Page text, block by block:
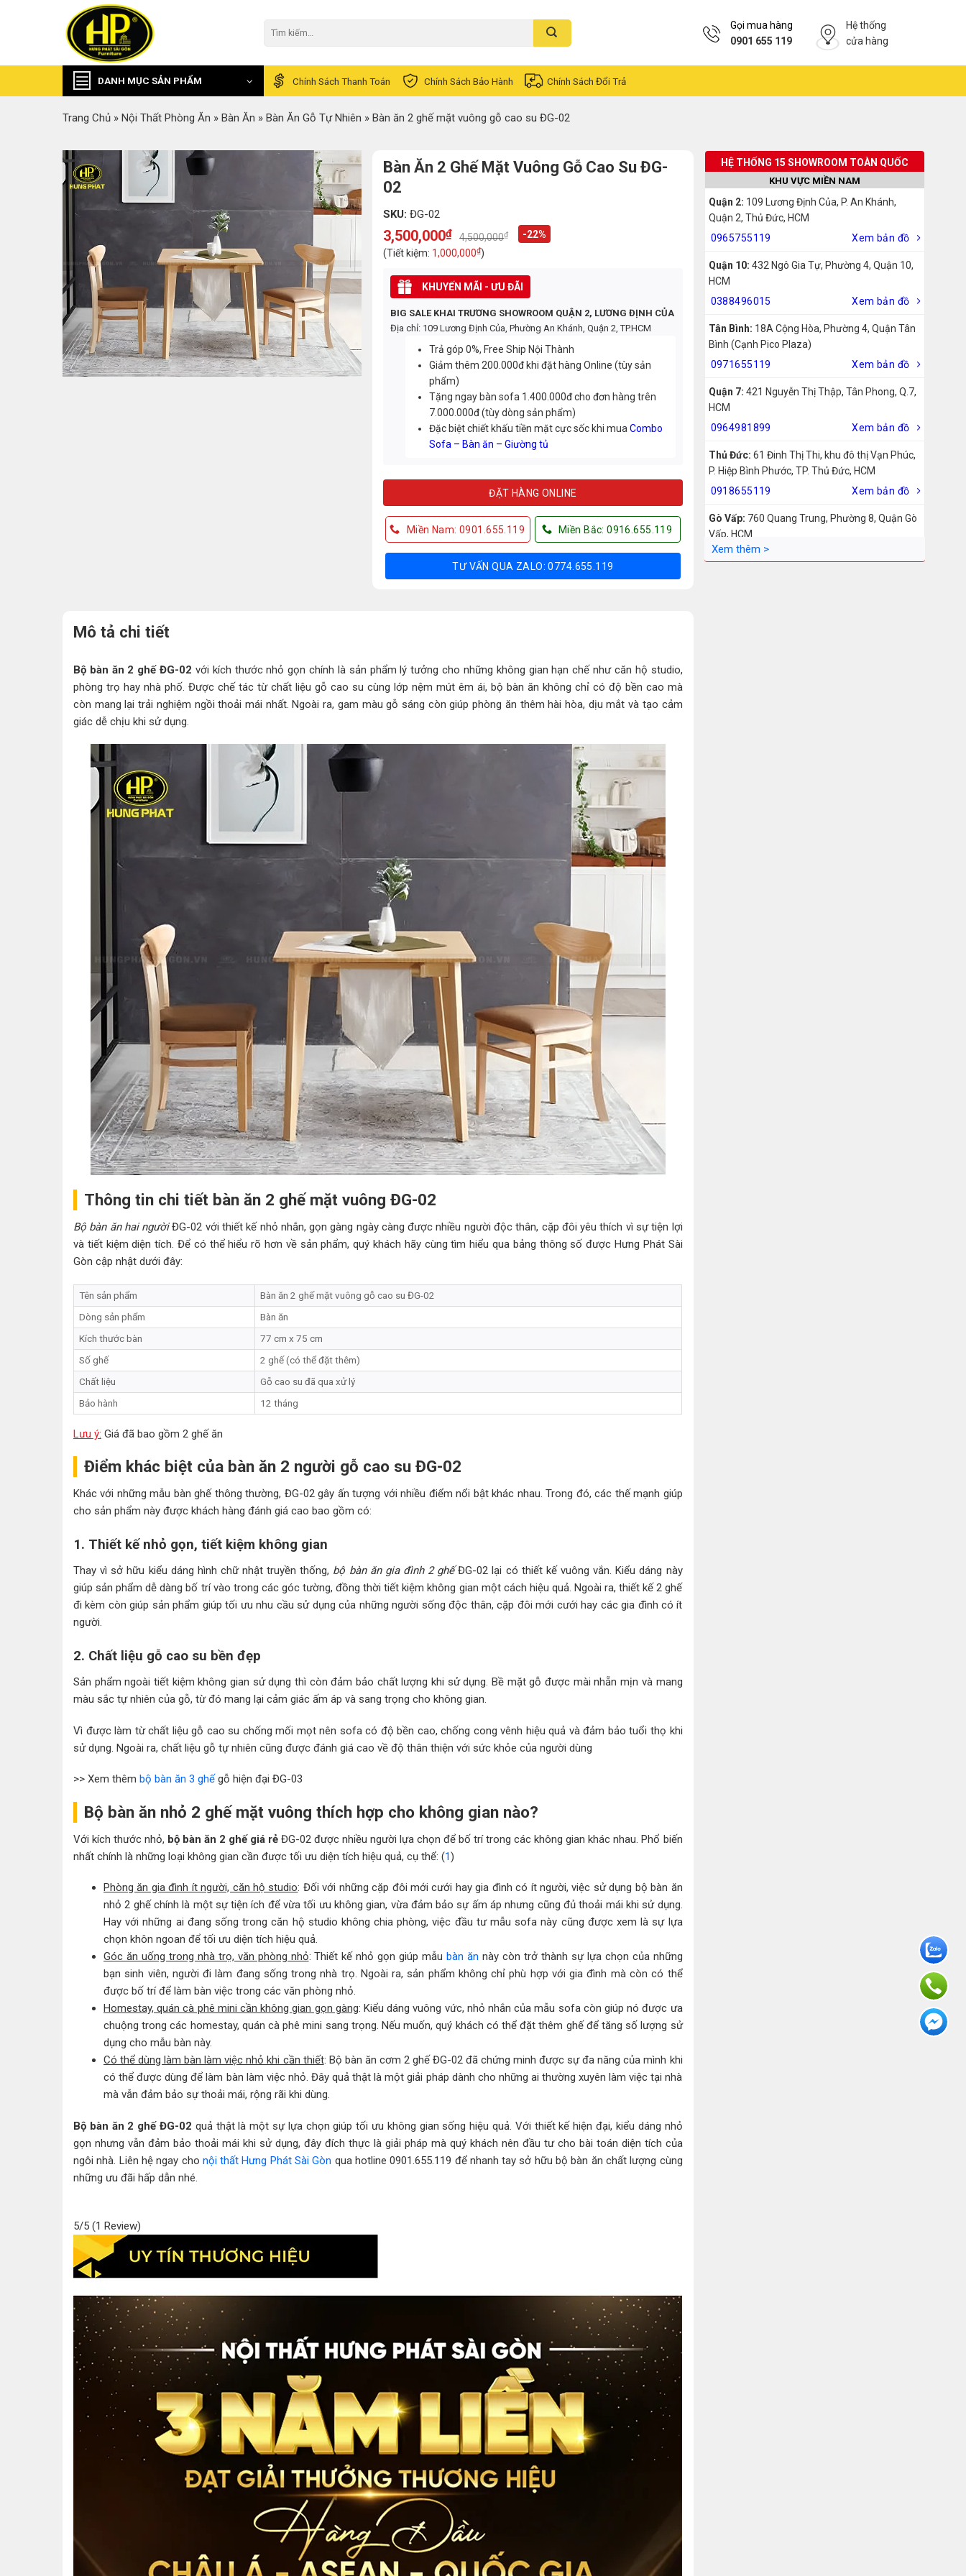
kiếm:
Gọi mua hàng
0901 655 119
Hệ thống
cửa hàng
DANH MỤC SẢN PHẨM Chính Sách Thanh Toán Chính Sách Bảo Hành Chính Sách Đổi Trả
Trang Chủ » Nội Thất Phòng Ăn » Bàn Ăn » Bàn Ăn Gỗ Tự Nhiên » Bàn ăn 2 ghế mặt vuông gỗ cao su ĐG-02
HỆ THỐNG 15 SHOWROOM TOÀN QUỐC
KHU VỰC MIỀN NAM
Quận 2: 109 Lương Định Của, P. An Khánh,
Quận 2, Thủ Đức, HCM
0965755119
Xem bản đồ
Quận 10: 432 Ngô Gia Tự, Phường 4, Quận 10,
HCM
0388496015
Xem bản đồ
Tân Bình: 18A Cộng Hòa, Phường 4, Quận Tân
Bình (Cạnh Pico Plaza)
0971655119
Xem bản đồ
Quận 7: 421 Nguyễn Thị Thập, Tân Phong, Q.7,
HCM
0964981899
Xem bản đồ
Thủ Đức: 61 Đinh Thị Thi, khu đô thị Vạn Phúc,
P. Hiệp Bình Phước, TP. Thủ Đức, HCM
0918655119
Xem bản đồ
Gò Vấp: 760 Quang Trung, Phường 8, Quận Gò
Vấp, HCM
0942755119
Bàn Ăn 2 Ghế Mặt Vuông Gỗ Cao Su ĐG-
02
SKU:ĐG-02
4,500,000₫
Original
price
was:
4,500,000₫.
3,500,000₫
Current
price
is:
3,500,000₫.
-22%
(Tiết kiệm: 1,000,000₫)
KHUYẾN MÃI - ƯU ĐÃI
BIG SALE KHAI TRƯƠNG SHOWROOM QUẬN 2, LƯƠNG ĐỊNH CỦA
Địa chỉ: 109 Lương Định Của, Phường An Khánh, Quận 2, TP.HCM
Trả góp 0%, Free Ship Nội Thành
Giảm thêm 200.000đ khi đặt hàng Online (tùy sản
phẩm)
Tặng ngay bàn sofa 1.400.000đ cho đơn hàng trên
7.000.000đ (tùy dòng sản phẩm)
Đặc biệt chiết khấu tiền mặt cực sốc khi muaCombo
Sofa – Bàn ăn – Giường tủ
ĐẶT HÀNG ONLINE
Miền Nam: 0901.655.119 Miền Bắc: 0916.655.119
TƯ VẤN QUA ZALO: 0774.655.119
Mô tả chi tiết
Bộ bàn ăn 2 ghế ĐG-02 với kích thước nhỏ gọn chính là sản phẩm lý tưởng cho những không gian hạn chế như căn hộ studio,
phòng trọ hay nhà phố. Được chế tác từ chất liệu gỗ cao su cùng lớp nệm mút êm ái, bộ bàn ăn không chỉ có độ bền cao mà
còn mang lại trải nghiệm ngồi thoải mái nhất. Ngoài ra, gam màu gỗ sáng còn giúp phòng ăn thêm hài hòa, dịu mắt và tạo cảm
giác dễ chịu khi sử dụng.
Thông tin chi tiết bàn ăn 2 ghế mặt vuông ĐG-02
Bộ bàn ăn hai ngườiĐG-02 với thiết kế nhỏ nhắn, gọn gàng ngày càng được nhiều người độc thân, cặp đôi yêu thích vì sự tiện lợi
và tiết kiệm diện tích. Để có thể hiểu rõ hơn về sản phẩm, quý khách hãy cùng tìm hiểu qua bảng thông số được Hưng Phát Sài
Gòn cập nhật dưới đây:
Tên sản phẩm
Bàn ăn 2 ghế mặt vuông gỗ cao su ĐG-02
Dòng sản phẩm
Bàn ăn
Kích thước bàn
77 cm x 75 cm
Số ghế
2 ghế (có thể đặt thêm)
Chất liệu
Gỗ cao su đã qua xử lý
Bảo hành
12 tháng
Lưu ý: Giá đã bao gồm 2 ghế ăn
Điểm khác biệt của bàn ăn 2 người gỗ cao su ĐG-02
Khác với những mẫu bàn ghế thông thường, ĐG-02 gây ấn tượng với nhiều điểm nổi bật khác nhau. Trong đó, các thế mạnh giúp
cho sản phẩm này được khách hàng đánh giá cao bao gồm có:
1. Thiết kế nhỏ gọn, tiết kiệm không gian
Thay vì sở hữu kiểu dáng hình chữ nhật truyền thống, bộ bàn ăn gia đình 2 ghếĐG-02 lại có thiết kế vuông vắn. Kiểu dáng này
giúp sản phẩm dễ dàng bố trí vào trong các góc tường, đồng thời tiết kiệm không gian một cách hiệu quả. Ngoài ra, thiết kế 2 ghế
đi kèm còn giúp sản phẩm giúp tối ưu nhu cầu sử dụng của những người sống độc thân, cặp đôi mới cưới hay các gia đình có ít
người.
2. Chất liệu gỗ cao su bền đẹp
Sản phẩm ngoài tiết kiệm không gian sử dụng thì còn đảm bảo chất lượng khi sử dụng. Bề mặt gỗ được mài nhẵn mịn và mang
màu sắc tự nhiên của gỗ, từ đó mang lại cảm giác ấm áp và sang trọng cho không gian.
Vì được làm từ chất liệu gỗ cao su chống mối mọt nên sofa có độ bền cao, chống cong vênh hiệu quả và đảm bảo tuổi thọ khi
sử dụng. Ngoài ra, chất liệu gỗ tự nhiên cũng được đánh giá cao về độ thân thiện với sức khỏe của người dùng
>> Xem thêm bộ bàn ăn 3 ghếgỗ hiện đại ĐG-03
Bộ bàn ăn nhỏ 2 ghế mặt vuông thích hợp cho không gian nào?
Với kích thước nhỏ, bộ bàn ăn 2 ghế giá rẻ ĐG-02 được nhiều người lựa chọn để bố trí trong các không gian khác nhau. Phổ biến
nhất chính là những loại không gian cần được tối ưu diện tích hiệu quả, cụ thể: (1)
Phòng ăn gia đình ít người, căn hộ studio: Đối với những cặp đôi mới cưới hay gia đình có ít người, việc sử dụng bộ bàn ăn
nhỏ 2 ghế chính là một sự tiện ích để vừa tối ưu không gian, vừa đảm bảo sự ấm áp nhưng cũng đủ thoải mái khi sử dụng.
Hay với những ai đang sống trong căn hộ studio không chia phòng, việc đầu tư mẫu sofa này cũng được xem là sự lựa
chọn khôn ngoan để tối ưu diện tích hiệu quả.
Góc ăn uống trong nhà trọ, văn phòng nhỏ: Thiết kế nhỏ gọn giúp mẫubàn ăn này còn trở thành sự lựa chọn của những
bạn sinh viên, người đi làm đang sống trong nhà trọ. Ngoài ra, sản phẩm không chỉ phù hợp với gia đình mà còn có thể
được bố trí để làm bàn việc trong các văn phòng nhỏ.
Homestay, quán cà phê mini cần không gian gọn gàng: Kiểu dáng vuông vức, nhỏ nhắn của mẫu sofa còn giúp nó được ưa
chuộng trong các homestay, quán cà phê mini sang trọng. Nếu muốn, quý khách có thể đặt thêm ghế để tăng số lượng sử
dụng cho mẫu bàn này.
Có thể dùng làm bàn làm việc nhỏ khi cần thiết: Bộ bàn ăn cơm 2 ghế ĐG-02 đã chứng minh được sự đa năng của mình khi
có thể được dùng để làm bàn làm việc nhỏ. Đây quả thật là một giải pháp dành cho những ai thường xuyên làm việc tại nhà
mà vẫn đảm bảo sự thoải mái, rộng rãi khi dùng.
Bộ bàn ăn 2 ghế ĐG-02 quả thật là một sự lựa chọn giúp tối ưu không gian sống hiệu quả. Với thiết kế hiện đại, kiểu dáng nhỏ
gọn nhưng vẫn đảm bảo thoải mái khi sử dụng, đây đích thực là giải pháp mà quý khách nên đầu tư cho bài toán diện tích của
ngôi nhà. Liên hệ ngay cho nội thất Hưng Phát Sài Gòn qua hotline 0901.655.119 để nhanh tay sở hữu bộ bàn ăn chất lượng cùng
những ưu đãi hấp dẫn nhé.
5/5 (1 Review)